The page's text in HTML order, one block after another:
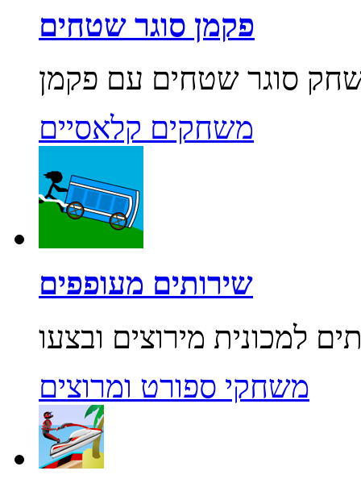
פקמן סוגר שטחים
משחקים קלאסיים
שירותים מעופפים
משחקי ספורט ומרוצים